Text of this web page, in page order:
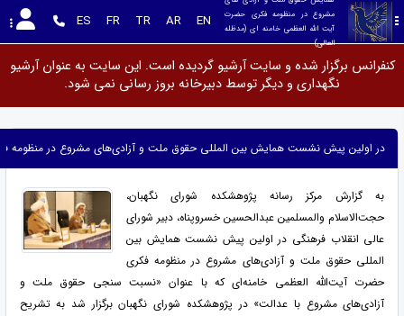
العالی)
EN
AR
TR
FR
ES
کنفرانس برگزار شده و سایت آرشیو گردیده است. این سایت به عنوان آرشیو
نگهداری و دیگر توسط دبیرخانه بروز رسانی نمی شود.
در اولین پیش نشست همایش بین المللی حقوق ملت و آزادی‌های مشروع در منظومه
به گزارش مرکز رسانه پژوهشکده شورای نگهبان،
حجت‌الاسلام والمسلمین عبدالحسین خسروپناه، دبیر شورای
عالی انقلاب فرهنگی در اولین پیش نشست همایش بین
المللی حقوق ملت و آزادی‌های مشروع در منظومه فکری
حضرت آیت‌الله العظمی خامنه‌ای که با عنوان «نسبت سنجی حقوق ملت و
آزادی‌های مشروع با عدالت» در پژوهشکده شورای نگهبان برگزار شد به تشریح